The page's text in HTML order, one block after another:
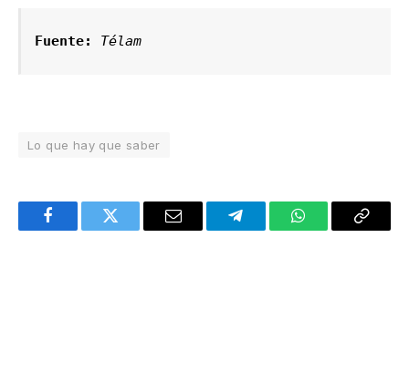
Fuente: Télam
Lo que hay que saber
FacebookTwitter Email TelegramWhatsAppCopy